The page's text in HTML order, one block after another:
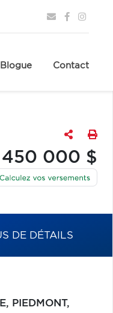
Blogue Contact
450 000 $
DE DÉTAILS
PIEDMONT,